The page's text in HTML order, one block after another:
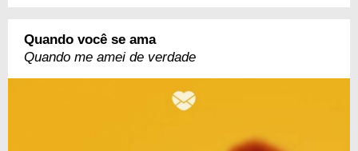
Quando você se ama
Quando me amei de verdade